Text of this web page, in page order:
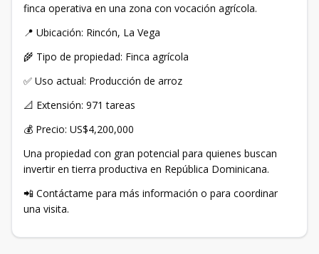
finca operativa en una zona con vocación agrícola.
📍 Ubicación: Rincón, La Vega
🌾 Tipo de propiedad: Finca agrícola
✅ Uso actual: Producción de arroz
📐 Extensión: 971 tareas
💰 Precio: US$4,200,000
Una propiedad con gran potencial para quienes buscan
invertir en tierra productiva en República Dominicana.
📲 Contáctame para más información o para coordinar
una visita.